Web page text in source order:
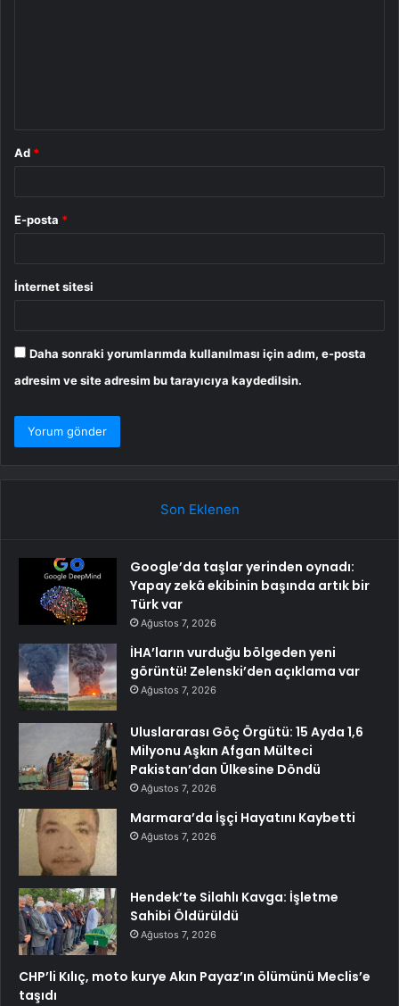
Ad *
E-posta *
İnternet sitesi
Daha sonraki yorumlarımda kullanılması için adım, e-posta
adresim ve site adresim bu tarayıcıya kaydedilsin.
Son Eklenen
Google’da taşlar yerinden oynadı:
Yapay zekâ ekibinin başında artık bir
Türk var
Ağustos 7, 2026
İHA’ların vurduğu bölgeden yeni
görüntü! Zelenski’den açıklama var
Ağustos 7, 2026
Uluslararası Göç Örgütü: 15 Ayda 1,6
Milyonu Aşkın Afgan Mülteci
Pakistan’dan Ülkesine Döndü
Ağustos 7, 2026
Marmara’da İşçi Hayatını Kaybetti
Ağustos 7, 2026
Hendek’te Silahlı Kavga: İşletme
Sahibi Öldürüldü
Ağustos 7, 2026
CHP’li Kılıç, moto kurye Akın Payaz’ın ölümünü Meclis’e
taşıdı